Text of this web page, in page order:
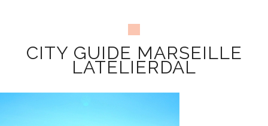
CITY GUIDE MARSEILLE
LATELIERDAL